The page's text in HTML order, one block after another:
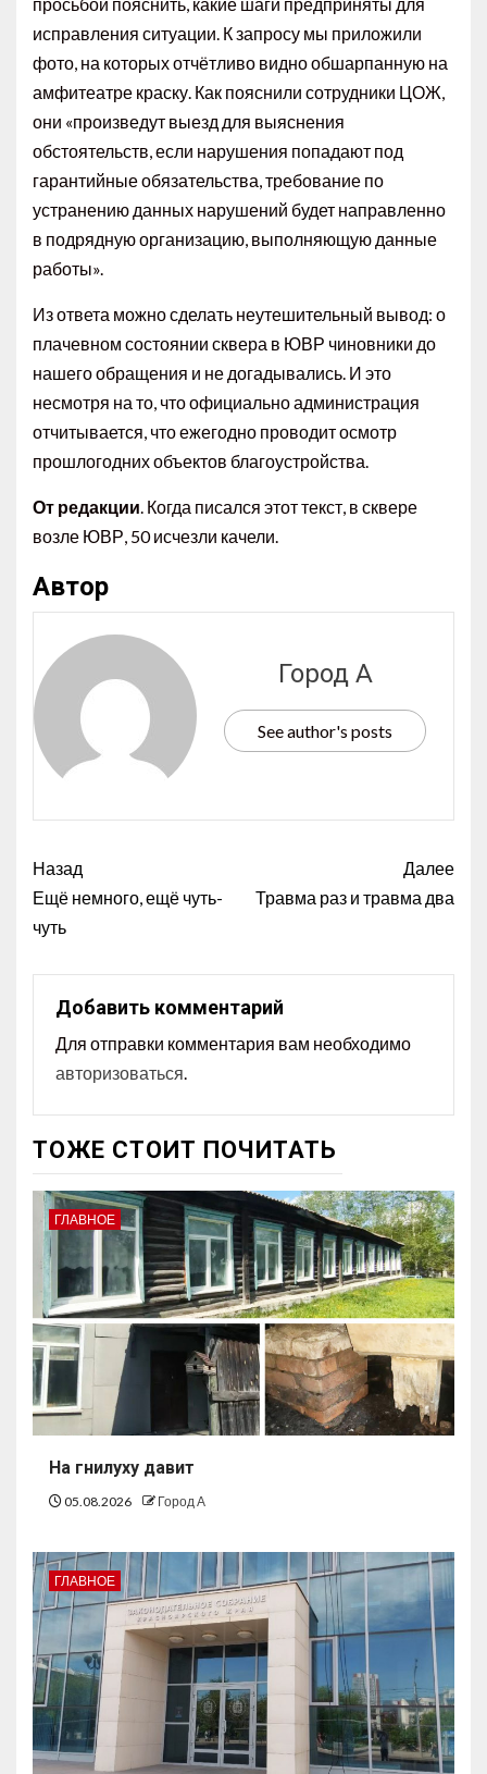
исправления ситуации. К запросу мы приложили
фото, на которых отчётливо видно обшарпанную на
амфитеатре краску. Как пояснили сотрудники ЦОЖ,
они «произведут выезд для выяснения
обстоятельств, если нарушения попадают под
гарантийные обязательства, требование по
устранению данных нарушений будет направленно
в подрядную организацию, выполняющую данные
работы».
Из ответа можно сделать неутешительный вывод: о
плачевном состоянии сквера в ЮВР чиновники до
нашего обращения и не догадывались. И это
несмотря на то, что официально администрация
отчитывается, что ежегодно проводит осмотр
прошлогодних объектов благоустройства.
От редакции. Когда писался этот текст, в сквере
возле ЮВР, 50 исчезли качели.
Автор
Город А
See author's posts
Назад
Ещё немного, ещё чуть-
чуть
Далее
Травма раз и травма два
Добавить комментарий
Для отправки комментария вам необходимо
авторизоваться.
ТОЖЕ СТОИТ ПОЧИТАТЬ
ГЛАВНОЕ
На гнилуху давит
05.08.2026 Город А
ГЛАВНОЕ